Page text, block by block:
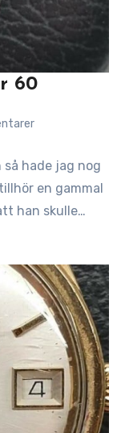
60
hade jag nog
en gammal
han skulle…